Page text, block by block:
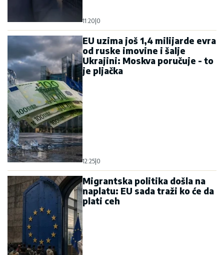
11:20 0
EU uzima još 1,4 milijarde evra
od ruske imovine i šalje
Ukrajini: Moskva poručuje - to
je pljačka
12:25 0
Migrantska politika došla na
naplatu: EU sada traži ko će da
plati ceh